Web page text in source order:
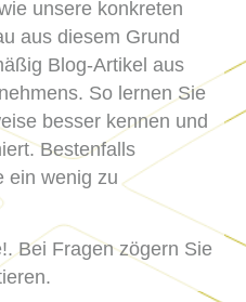
unsere konkreten
aus diesem Grund
Blog-Artikel aus
So lernen Sie
besser kennen und
Bestenfalls
ein wenig zu
Bei Fragen zögern Sie